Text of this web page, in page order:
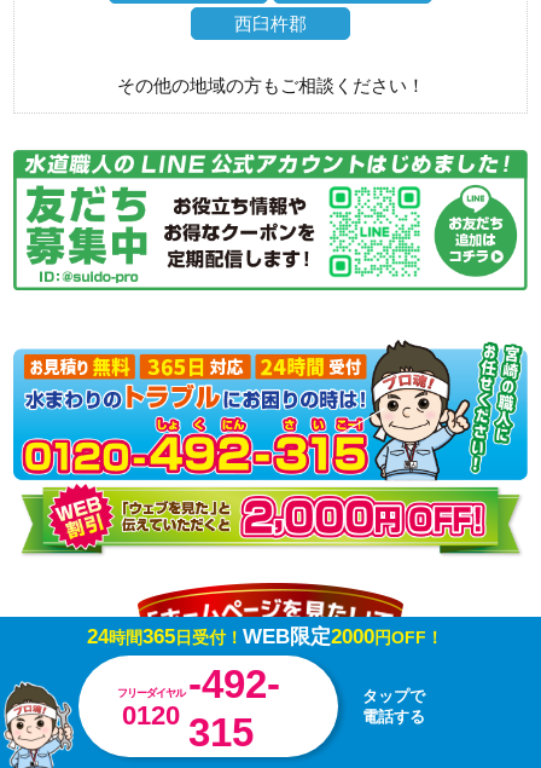
西臼杵郡
その他の地域の方もご相談ください！
24時間365日受付！ WEB限定2000円OFF！
フリーダイヤル
0120
-492-
315
タップで
電話する